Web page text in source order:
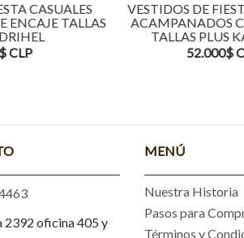
CASUALES
TALLAS
VESTIDOS DE FIESTA
ACAMPANADOS CON
TALLAS PLUS
52.000$ CLP
2392 oficina 405 y
MENÚ
Nuestra Historia
Pasos para
Términos y